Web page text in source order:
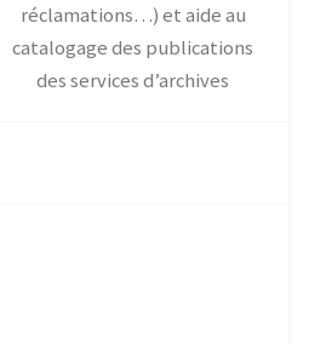
réclamations…) et aide au
catalogage des publications
des services d’archives